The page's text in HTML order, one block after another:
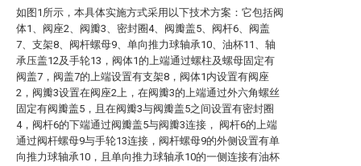
如图1所示，本具体实施方式采用以下技术方案：它包括阀
体1、阀座2、阀瓣3、密封圈4、阀瓣盖5、阀杆6、阀盖
7、支架8、阀杆螺母9、单向推力球轴承10、油杯11、轴
承压盖12及手轮13，阀体1的上端通过螺柱及螺母固定有
阀盖7，阀盖7的上端设置有支架8，阀体1内设置有阀座
2，阀瓣3设置在阀座2上，在阀瓣3的上端通过外六角螺丝
固定有阀瓣盖5，且在阀瓣3与阀瓣盖5之间设置有密封圈
4，阀杆6的下端通过阀瓣盖5与阀瓣3连接， 阀杆6的上端
通过阀杆螺母9与手轮13连接，阀杆螺母9的外侧设置有单
向推力球轴承10，且单向推力球轴承10的一侧连接有油杯